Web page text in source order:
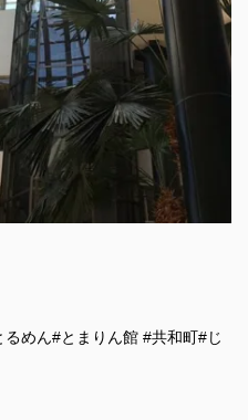
めん#とまりん館 #共和町#じ